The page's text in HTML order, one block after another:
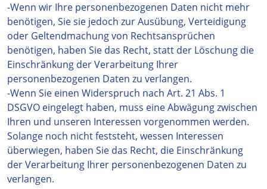
-Wenn wir Ihre personenbezogenen Daten nicht mehr
benötigen, Sie sie jedoch zur Ausübung, Verteidigung
oder Geltendmachung von Rechtsansprüchen
benötigen, haben Sie das Recht, statt der Löschung die
Einschränkung der Verarbeitung Ihrer
personenbezogenen Daten zu verlangen.
-Wenn Sie einen Widerspruch nach Art. 21 Abs. 1
DSGVO eingelegt haben, muss eine Abwägung zwischen
Ihren und unseren Interessen vorgenommen werden.
Solange noch nicht feststeht, wessen Interessen
überwiegen, haben Sie das Recht, die Einschränkung
der Verarbeitung Ihrer personenbezogenen Daten zu
verlangen.